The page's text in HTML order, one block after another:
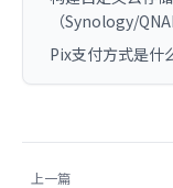
（Synology/
Pix支付方式是什
上一篇